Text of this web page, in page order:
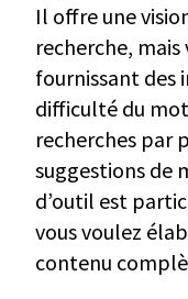
Il offre une
recherche,
fournissant des
difficulté du
recherches par
suggestions de
d’outil est
vous voulez
contenu